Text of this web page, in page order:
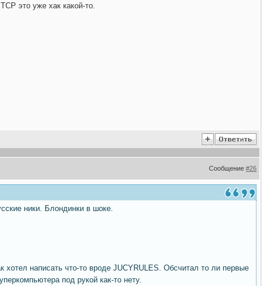
это уже хак какой-то.
Сообщение#26
ники. Блондинки в шоке.
написать что-то вроде JUCYRULES. Обсчитал то ли первые
под рукой как-то нету.